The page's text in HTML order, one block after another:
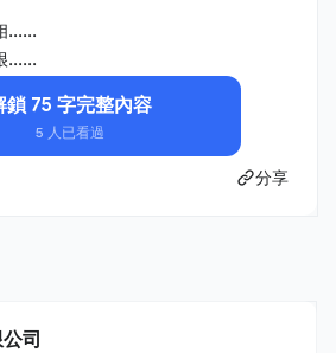
......
......
鎖 75 字完整內容
5 人已看過
分享
司